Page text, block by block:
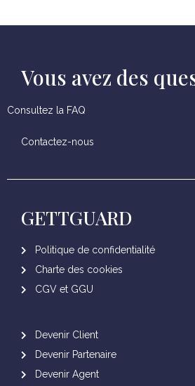
Vous avez des
Consultez la FAQ
Contactez-nous
GETTGUARD
Politique de confidentialité
Charte des cookies
CGV et GGU
Devenir Client
Devenir Partenaire
Devenir Agent